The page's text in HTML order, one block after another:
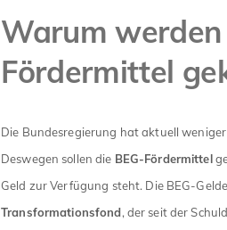
Warum werden
Fördermittel
Die Bundesregierung hat aktuell
Deswegen sollen die BEG-Fördermittel
Geld zur Verfügung steht. Die BEG-
Transformationsfond, der seit der